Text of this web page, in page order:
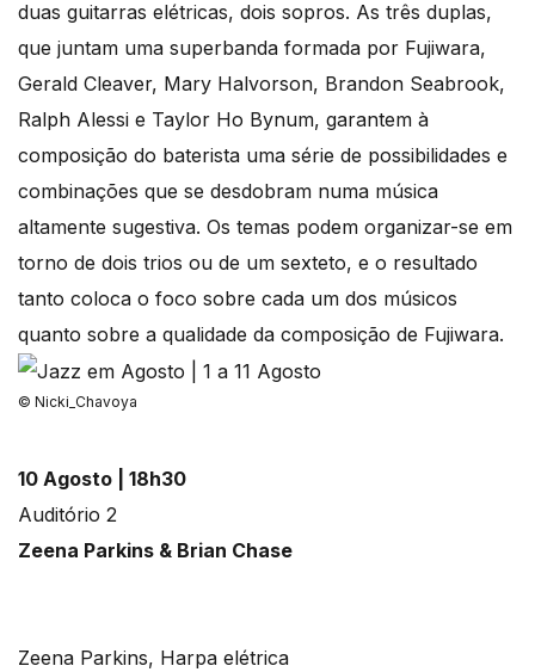
duas guitarras elétricas, dois sopros. As três duplas,
que juntam uma superbanda formada por Fujiwara,
Gerald Cleaver, Mary Halvorson, Brandon Seabrook,
Ralph Alessi e Taylor Ho Bynum, garantem à
composição do baterista uma série de possibilidades e
combinações que se desdobram numa música
altamente sugestiva. Os temas podem organizar-se em
torno de dois trios ou de um sexteto, e o resultado
tanto coloca o foco sobre cada um dos músicos
quanto sobre a qualidade da composição de Fujiwara.
© Nicki_Chavoya
10 Agosto | 18h30
Auditório 2
Zeena Parkins & Brian Chase
Zeena Parkins, Harpa elétrica